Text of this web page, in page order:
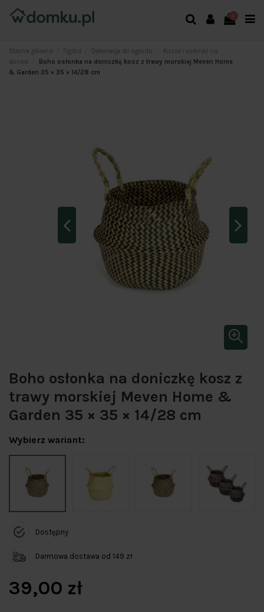
Strona główna Ogród Dekoracje do ogrodu
Kosze i osłonki na
donice
Boho osłonka na doniczkę kosz z trawy morskiej Meven Home
& Garden 35 × 35 × 14/28 cm
Boho osłonka na doniczkę kosz z
trawy morskiej Meven Home &
Garden 35 × 35 × 14/28 cm
Wybierz wariant:
Dostępny
Darmowa dostawa od 149 zł
39,00 zł